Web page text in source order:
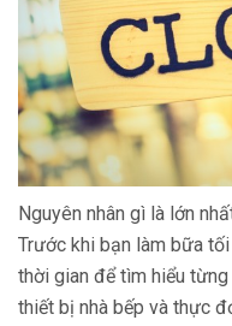
Nguyên nhân gì là lớn
Trước khi bạn làm bữa tối
thời gian để tìm hiểu
thiết bị nhà bếp và thực